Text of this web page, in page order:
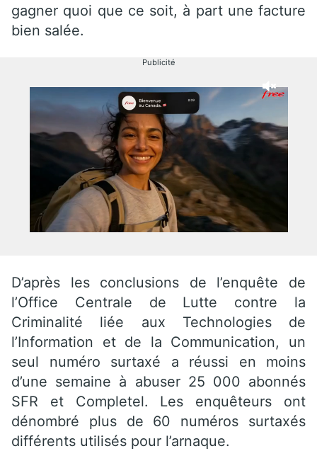
gagner quoi que ce soit, à part une facture
bien salée.
Publicité
D’après les conclusions de l’enquête de
l’Office Centrale de Lutte contre la
Criminalité liée aux Technologies de
l’Information et de la Communication, un
seul numéro surtaxé a réussi en moins
d’une semaine à abuser 25 000 abonnés
SFR et Completel. Les enquêteurs ont
dénombré plus de 60 numéros surtaxés
différents utilisés pour l’arnaque.